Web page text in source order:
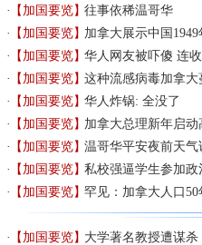
【加国要览】往事依稀温哥华
【加国要览】加拿大展示中国
【加国要览】华人网友被吓傻 连
【加国要览】这种流感病毒加拿
【加国要览】华人炸锅: 全没了
【加国要览】加拿大总理新年启
【加国要览】温哥华平安夜前天
【加国要览】私校强逼学生参加政
【加国要览】罕见：加拿大人口
【加国要览】大学著名教授遭谋杀